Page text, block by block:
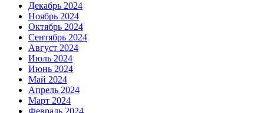
Декабрь 2024
Ноябрь 2024
Октябрь 2024
Сентябрь 2024
Август 2024
Июль 2024
Июнь 2024
Май 2024
Апрель 2024
Март 2024
Февраль 2024